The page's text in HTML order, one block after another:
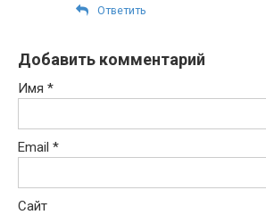
Ответить
Добавить комментарий
Имя *
Email *
Сайт